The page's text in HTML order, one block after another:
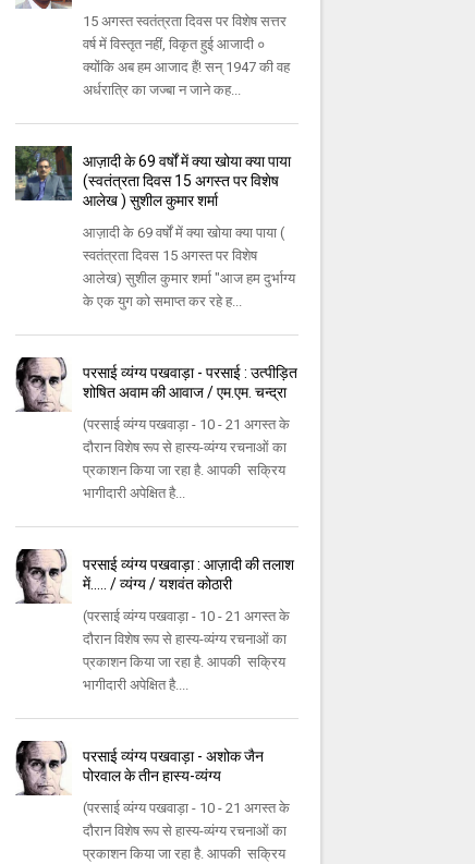
15 अगस्त स्वतंत्रता दिवस पर विशेष सत्तर
वर्ष में विस्तृत नहीं, विकृत हुई आजादी ०
क्योंकि अब हम आजाद हैं! सन् 1947 की वह
अर्धरात्रि का जज्बा न जाने कह...
आज़ादी के 69 वर्षों में क्या खोया क्या पाया
(स्वतंत्रता दिवस 15 अगस्त पर विशेष
आलेख ) सुशील कुमार शर्मा
आज़ादी के 69 वर्षों में क्या खोया क्या पाया (
स्वतंत्रता दिवस 15 अगस्त पर विशेष
आलेख) सुशील कुमार शर्मा "आज हम दुर्भाग्य
के एक युग को समाप्त कर रहे ह...
परसाई व्यंग्य पखवाड़ा - परसाई : उत्पीड़ित
शोषित अवाम की आवाज / एम.एम. चन्द्रा
(परसाई व्यंग्य पखवाड़ा - 10 - 21 अगस्त के
दौरान विशेष रूप से हास्य-व्यंग्य रचनाओं का
प्रकाशन किया जा रहा है. आपकी सक्रिय
भागीदारी अपेक्षित है...
परसाई व्यंग्य पखवाड़ा : आज़ादी की तलाश
में..... / व्यंग्य / यशवंत कोठारी
(परसाई व्यंग्य पखवाड़ा - 10 - 21 अगस्त के
दौरान विशेष रूप से हास्य-व्यंग्य रचनाओं का
प्रकाशन किया जा रहा है. आपकी सक्रिय
भागीदारी अपेक्षित है....
परसाई व्यंग्य पखवाड़ा - अशोक जैन
पोरवाल के तीन हास्य-व्यंग्य
(परसाई व्यंग्य पखवाड़ा - 10 - 21 अगस्त के
दौरान विशेष रूप से हास्य-व्यंग्य रचनाओं का
प्रकाशन किया जा रहा है. आपकी सक्रिय